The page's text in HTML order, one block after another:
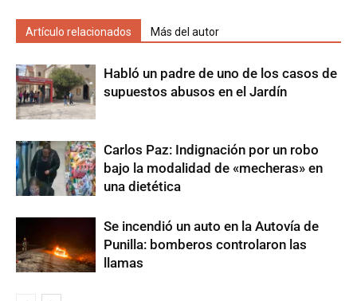
Artículo relacionados Más del autor
Habló un padre de uno de los casos de
supuestos abusos en el Jardín
Carlos Paz: Indignación por un robo
bajo la modalidad de «mecheras» en
una dietética
Se incendió un auto en la Autovía de
Punilla: bomberos controlaron las
llamas